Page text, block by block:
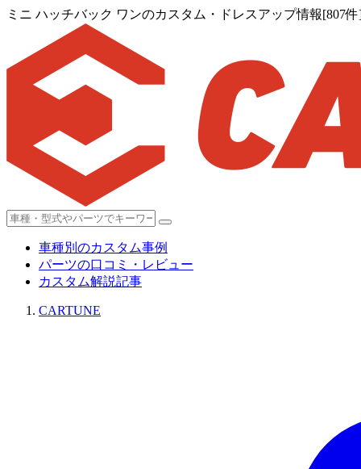
ミニ ハッチバック ワンのカスタム・ドレスアップ情報[807
車種別のカスタム事例
パーツの口コミ・レビュー
カスタム解説記事
CARTUNE